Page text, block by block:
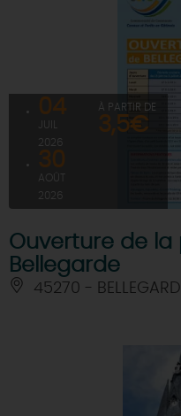
04
2026
30
AOÛT
2026
À PARTIR DE
3,5€
Ouverture de la
Bellegarde
45270 -